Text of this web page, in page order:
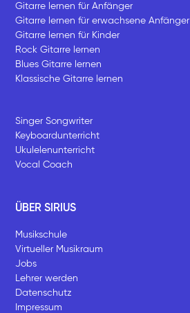
Gitarre lernen für Anfänger
Gitarre lernen für erwachsene Anfänger
Gitarre lernen für Kinder
Rock Gitarre lernen
Blues Gitarre lernen
Klassische Gitarre lernen
Singer Songwriter
Keyboardunterricht
Ukulelenunterricht
Vocal Coach
ÜBER SIRIUS
Musikschule
Virtueller Musikraum
Jobs
Lehrer werden
Datenschutz
Impressum